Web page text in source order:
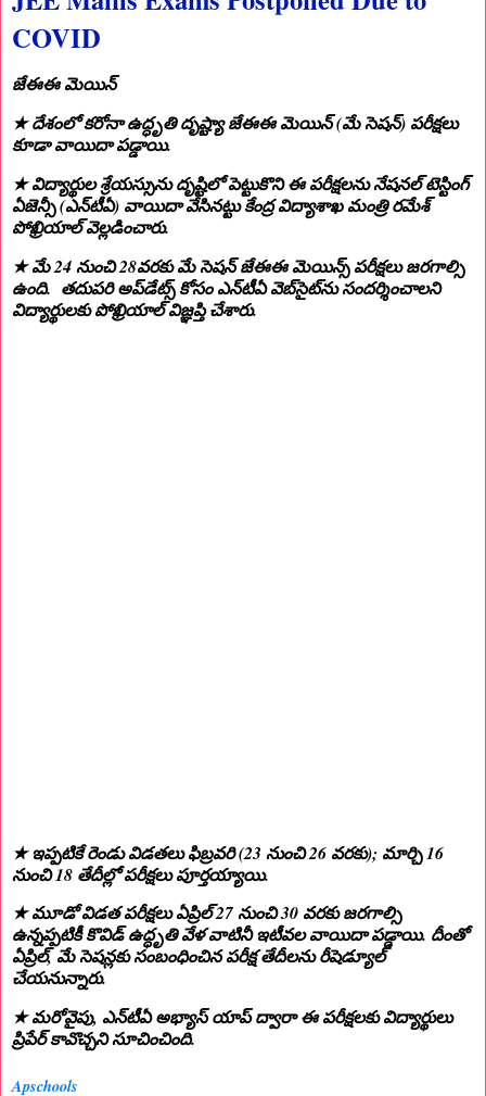
COVID
జేఈఈ మెయిన్
★ దేశంలో కరోనా ఉద్ధృతి దృష్ట్యా జేఈఈ మెయిన్‌ (మే సెషన్) పరీక్షలు
కూడా వాయిదా పడ్డాయి.
★ విద్యార్థుల శ్రేయస్సును దృష్టిలో పెట్టుకొని ఈ పరీక్షలను నేషనల్‌ టెస్టింగ్
ఏజెన్సీ (ఎన్‌టీఏ) వాయిదా వేసినట్టు కేంద్ర విద్యాశాఖ మంత్రి రమేశ్
పోఖ్రియాల్‌ వెల్లడించారు.
★ మే 24 నుంచి 28వరకు మే సెషన్‌ జేఈఈ మెయిన్స్‌ పరీక్షలు జరగాల్సి
ఉంది. తదుపరి అప్‌డేట్స్‌ కోసం ఎన్‌టీఏ వెబ్‌సైట్‌ను సందర్శించాలని
విద్యార్థులకు పోఖ్రియాల్‌ విజ్ఞప్తి చేశారు.
★ ఇప్పటికే రెండు విడతలు ఫిబ్రవరి (23 నుంచి 26 వరకు); మార్చి 16
నుంచి 18 తేదీల్లో పరీక్షలు పూర్తయ్యాయి.
★ మూడో విడత పరీక్షలు ఏప్రిల్‌ 27 నుంచి 30 వరకు జరగాల్సి
ఉన్నప్పటికీ కొవిడ్ ఉద్ధృతి వేళ వాటినీ ఇటీవల వాయిదా పడ్డాయి. దీంతో
ఏప్రిల్‌, మే సెషన్లకు సంబంధించిన పరీక్ష తేదీలను రీషెడ్యూల్‌
చేయనున్నారు.
★ మరోవైపు, ఎన్‌టీఏ అభ్యాస్‌ యాప్‌ ద్వారా ఈ పరీక్షలకు విద్యార్థులు
ప్రిపేర్‌ కావొచ్చని సూచించింది.
Apschools